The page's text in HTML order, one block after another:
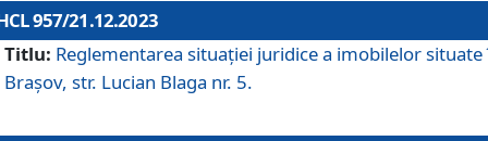
957/21.12.2023
Titlu: Reglementarea situației juridice a imobilelor situate
Brașov, str. Lucian Blaga nr. 5.